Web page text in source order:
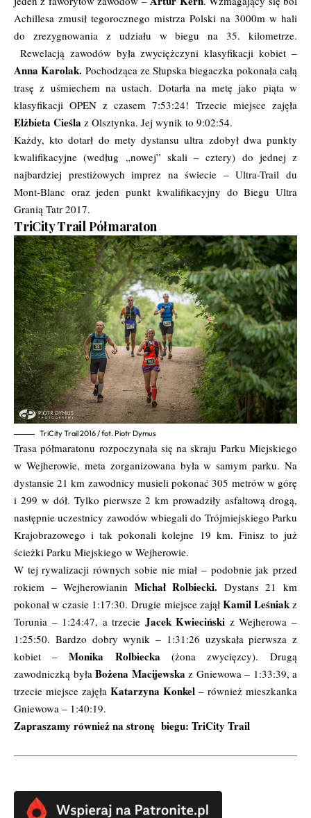
Achillesa zmusił tegorocznego mistrza Polski na 3000m w hali
do zrezygnowania z udziału w biegu na 35. kilometrze.
Rewelacją zawodów była zwyciężczyni klasyfikacji kobiet –
Anna Karolak. Pochodząca ze Słupska biegaczka pokonała całą
trasę z uśmiechem na ustach. Dotarła na metę jako piąta w
klasyfikacji OPEN z czasem 7:53:24! Trzecie miejsce zajęła
Elżbieta Cieśla z Olsztynka. Jej wynik to 9:02:54.
Każdy, kto dotarł do mety dystansu ultra zdobył dwa punkty
kwalifikacyjne (według „nowej” skali – cztery) do jednej z
najbardziej prestiżowych imprez na świecie – Ultra-Trail du
Mont-Blanc oraz jeden punkt kwalifikacyjny do Biegu Ultra
Granią Tatr 2017.
TriCity Trail Półmaraton
TriCity Trail 2016 / fot. Piotr Dymus
Trasa półmaratonu rozpoczynała się na skraju Parku Miejskiego
w Wejherowie, meta zorganizowana była w samym parku. Na
dystansie 21 km zawodnicy musieli pokonać 305 metrów w górę
i 299 w dół. Tylko pierwsze 2 km prowadziły asfaltową drogą,
następnie uczestnicy zawodów wbiegali do Trójmiejskiego Parku
Krajobrazowego i tak pokonali kolejne 19 km. Finisz to już
ścieżki Parku Miejskiego w Wejherowie.
W tej rywalizacji równych sobie nie miał – podobnie jak przed
rokiem – Wejherowianin Michał Rolbiecki. Dystans 21 km
pokonał w czasie 1:17:30. Drugie miejsce zajął Kamil Leśniakz
Torunia – 1:24:47, a trzecie Jacek Kwieciński z Wejherowa –
1:25:50. Bardzo dobry wynik – 1:31:26 uzyskała pierwsza z
kobiet –Monika Rolbiecka (żona zwycięzcy). Drugą
zawodniczką była Bożena Macijewska z Gniewowa – 1:33:39, a
trzecie miejsce zajęła Katarzyna Konkel – również mieszkanka
Gniewowa – 1:40:19.
Zapraszamy również na stronę biegu: TriCity Trail